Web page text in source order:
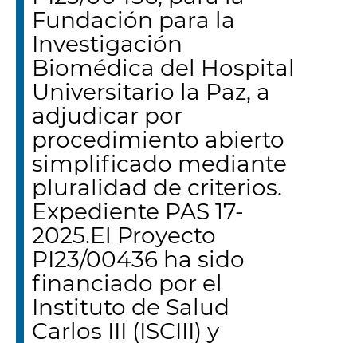
Fundación para la
Investigación
Biomédica del Hospital
Universitario la Paz, a
adjudicar por
procedimiento abierto
simplificado mediante
pluralidad de criterios.
Expediente PAS 17-
2025.El Proyecto
PI23/00436 ha sido
financiado por el
Instituto de Salud
Carlos III (ISCIII) y